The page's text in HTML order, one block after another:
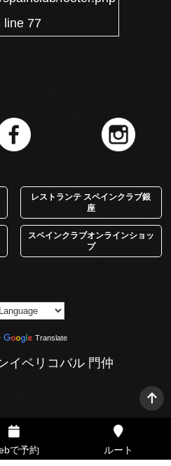
line 77
レストランテ スペインクラブ銀
座
スペインクラブオンラインショッ
プ
Translate
イベリコバル 門仲
で予約 ルート